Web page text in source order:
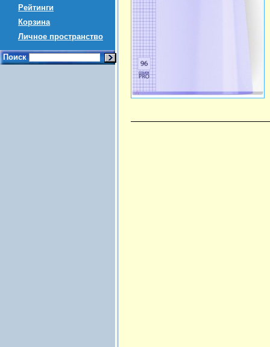
Рейтинги
Корзина
Личное пространство
Поиск